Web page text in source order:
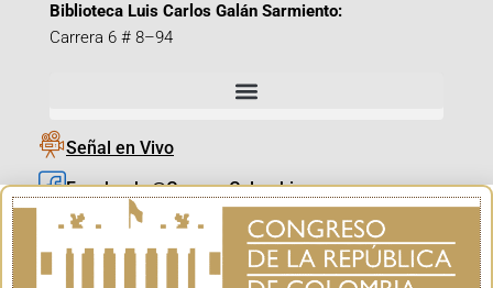
Biblioteca Luis Carlos Galán Sarmiento:
Carrera 6 # 8–94
Señal en Vivo
Facebook_@CamaraColombia
Instagram_@CamaraColombia
X_@CamaraColombia